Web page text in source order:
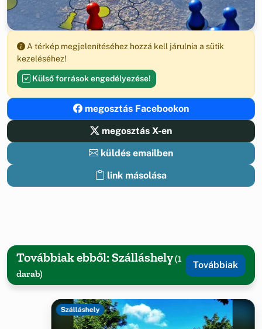
A térkép megjelenítéséhez hozzá kell járulnia a sütik
kezeléséhez!
Külső források engedélyezése!
megosztás Facebookon
megosztás X-en
küldés emailben
link másolása
Továbbiak ebből: Szálláshely(1
darab)
Továbbiak
Szálláshely